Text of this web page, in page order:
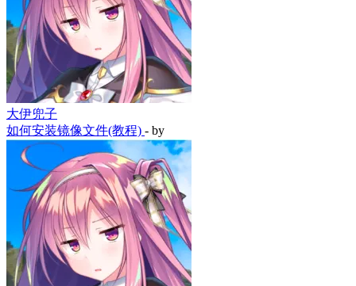
大伊兜子
如何安装镜像文件(教程) - by